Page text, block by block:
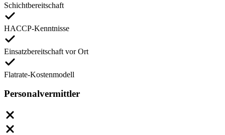
Schichtbereitschaft
HACCP-Kenntnisse
Einsatzbereitschaft vor Ort
Flatrate-Kostenmodell
Personalvermittler